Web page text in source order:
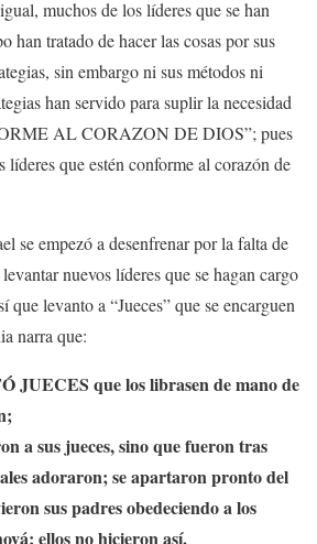
muchos de los líderes que se han
han tratado de hacer las cosas por sus
sin embargo ni sus métodos ni
han servido para suplir la necesidad
AL CORAZON DE DIOS”; pues
líderes que estén conforme al corazón de
se empezó a desenfrenar por la falta de
nuevos líderes que se hagan cargo
que levanto a “Jueces” que se encarguen
narra que:
JUECES que los librasen de mano de
a sus jueces, sino que fueron tras
adoraron; se apartaron pronto del
sus padres obedeciendo a los
ellos no hicieron así.